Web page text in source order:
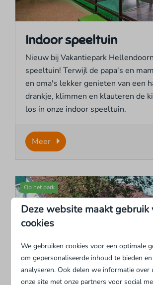
Indoor speeltuin
Nieuw bij Vakantiepark
speeltuin! Terwijl de papa's en
en oma's lekker genieten van een
drankje, klimmen en klauteren de
los in onze indoor speeltuin.
Meer
Op het park
Deze website maakt gebruik
cookies
We gebruiken cookies voor een optimale
om gepersonaliseerde inhoud te bieden
analyseren. Ook delen we informatie over
onze site met onze partners voor social